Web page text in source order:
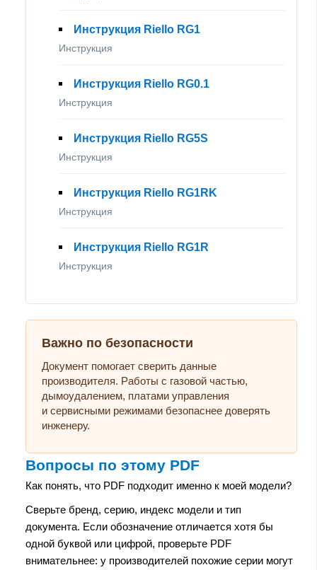
Инструкция Riello RG1
Инструкция
Инструкция Riello RG0.1
Инструкция
Инструкция Riello RG5S
Инструкция
Инструкция Riello RG1RK
Инструкция
Инструкция Riello RG1R
Инструкция
Важно по безопасности
Документ помогает сверить данные
производителя. Работы с газовой частью,
дымоудалением, платами управления
и сервисными режимами безопаснее доверять
инженеру.
Вопросы по этому PDF
Как понять, что PDF подходит именно к моей модели?
Сверьте бренд, серию, индекс модели и тип
документа. Если обозначение отличается хотя бы
одной буквой или цифрой, проверьте PDF
внимательнее: у производителей похожие серии могут